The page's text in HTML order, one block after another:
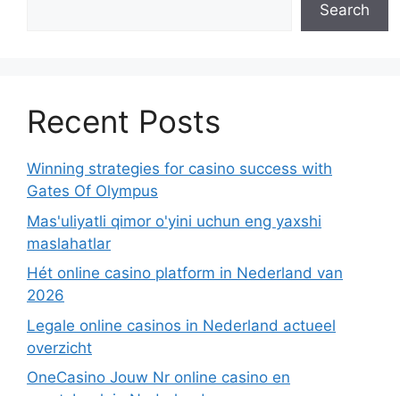
Search
Recent Posts
Winning strategies for casino success with
Gates Of Olympus
Mas'uliyatli qimor o'yini uchun eng yaxshi
maslahatlar
Hét online casino platform in Nederland van
2026
Legale online casinos in Nederland actueel
overzicht
OneCasino Jouw Nr online casino en